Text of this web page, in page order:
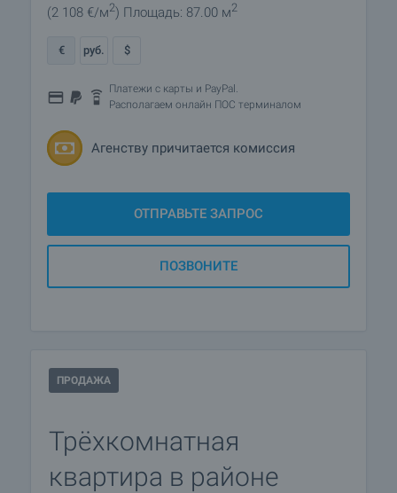
(2 108 €/м2) Площадь: 87.00 м2
€ руб. $
Платежи с карты и PayPal.
Располагаем онлайн ПОС терминалом
Агенству причитается комиссия
ОТПРАВЬТЕ ЗАПРОС
ПОЗВОНИТЕ
ПРОДАЖА
Трёхкомнатная
квартира в районе